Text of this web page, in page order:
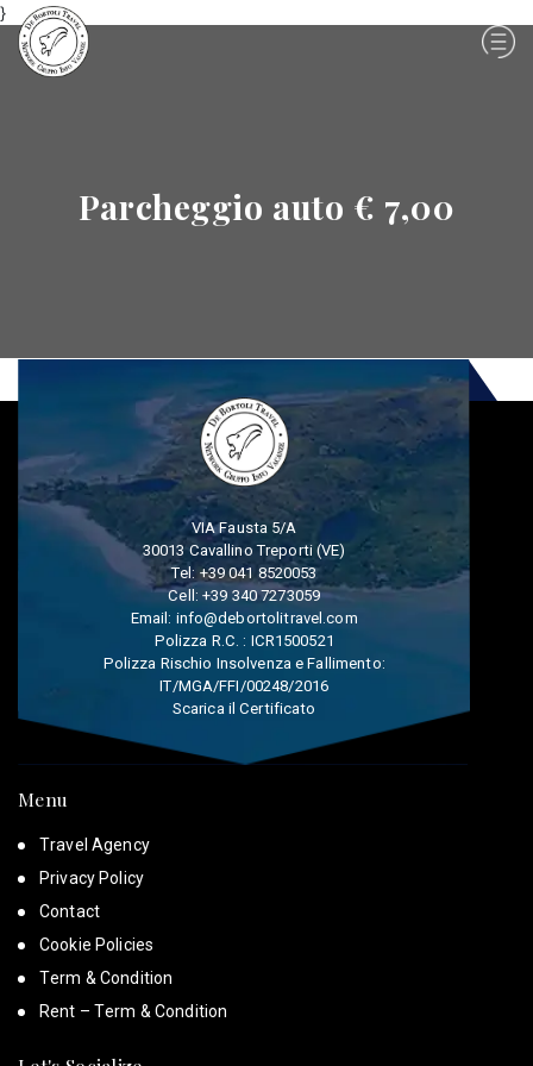
}
Parcheggio auto € 7,00
VIA Fausta 5/A
30013 Cavallino Treporti (VE)
Tel:+39 041 8520053
Cell:+39 340 7273059
Email: info@debortolitravel.com
Polizza R.C. : ICR1500521
Polizza Rischio Insolvenza e Fallimento:
IT/MGA/FFI/00248/2016
Scarica il Certificato
Menu
Travel Agency
Privacy Policy
Contact
Cookie Policies
Term & Condition
Rent – Term & Condition